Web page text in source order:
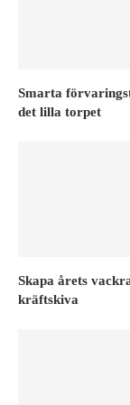
Smarta
det lilla torpet
Skapa årets
kräftskiva